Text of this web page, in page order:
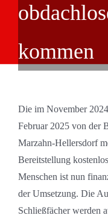
kommen
Die im November
Februar 2025 von der
Marzahn-Hellersdorf
Bereitstellung
Menschen ist nun
der Umsetzung. Die
Schließfächer werden